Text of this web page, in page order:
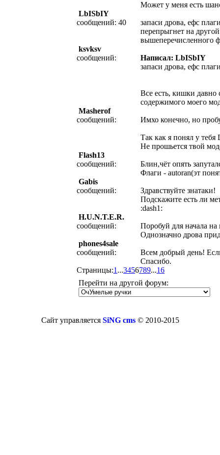
Может у меня есть
LbISbIY
сообщений: 40
запаси дрова, ефс
перепрыгнет на
вышеперечисленного
ksvksv
сообщений:
Написал: LbISbIY
запаси дрова, ефс
Все есть, кишки давно
содержимого моего
Masherof
сообщений:
Имхо конечно, но
Так как я понял у
Не прошьется твой
Flash13
сообщений:
Блин,чёт опять
Флаги - autoran(эт
Gabis
сообщений:
Здравствуйте знатаки!
Подскажите есть ли
:dash1:
H.U.N.T.E.R.
сообщений:
Поробуй для начала
Однозначно дрова
phones4sale
сообщений:
Всем добрый день!
Спасибо.
Страницы:1 ...3456789...16
Перейти на другой форум:
Сайт управляется SiNG cms© 2010-2015